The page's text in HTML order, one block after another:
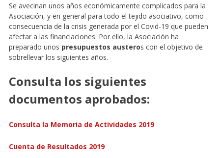
Se avecinan unos años económicamente complicados para la
Asociación, y en general para todo el tejido asociativo, como
consecuencia de la crisis generada por el Covid-19 que pueden
afectar a las financiaciones. Por ello, la Asociación ha
preparado unos presupuestos austeros con el objetivo de
sobrellevar los siguientes años.
Consulta los siguientes
documentos aprobados:
Consulta la Memoria de Actividades 2019
Cuenta de Resultados 2019